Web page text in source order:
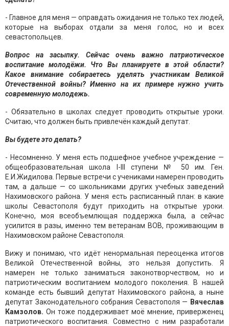
- Главное для меня — оправдать ожидания не только тех людей,
которые на выборах отдали за меня голос, но и всех
севастопольцев.
Вопрос на засыпку. Сейчас очень важно патриотическое
воспитание молодёжи. Что Вы планируете в этой области?
Какое внимание собираетесь уделять участникам Великой
Отечественной войны? Именно на их примере нужно учить
современную молодежь.
- Обязательно в школах следует проводить открытые уроки.
Считаю, что должен быть привлечён каждый депутат.
Вы будете это делать?
- Несомненно. У меня есть подшефное учебное учреждение —
общеобразовательная школа I-III ступени № 50 им. Ген.
Е.И.Жидилова. Первые встречи с учениками намерен проводить
там, а дальше — со школьниками других учебных заведений
Нахимовского района. У меня есть расписанный план: в какие
школы Севастополя будут приходить на открытые уроки.
Конечно, моя всеобъемлющая поддержка была, а сейчас
усилится в разы, именно тем ветеранам ВОВ, проживающим в
Нахимовском районе Севастополя.
Вижу и понимаю, что идёт ненормальная переоценка итогов
Великой Отечественной войны, это нельзя допустить. Я
намерен не только заниматься законотворчеством, но и
патриотическим воспитанием молодого поколения. В нашей
команде есть бывший депутат Нахимовского района, а ныне
депутат Законодательного собрания Севастополя — Вячеслав
Камзолов. Он тоже поддерживает моё мнение, приверженец
патриотического воспитания. Совместно с ним разработали